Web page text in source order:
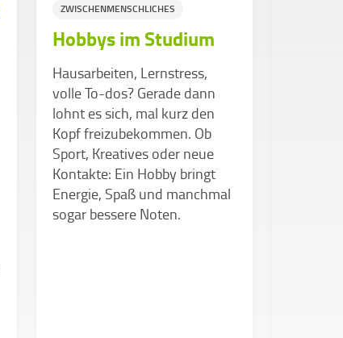
ZWISCHENMENSCHLICHES
Hobbys im Studium
Hausarbeiten, Lernstress,
volle To-dos? Gerade dann
lohnt es sich, mal kurz den
Kopf freizubekommen. Ob
Sport, Kreatives oder neue
Kontakte: Ein Hobby bringt
Energie, Spaß und manchmal
sogar bessere Noten.